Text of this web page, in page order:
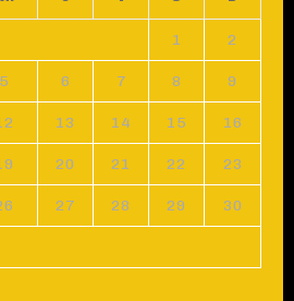
1 2
5 6 7 8 9
13 14 15 16
20 21 22 23
27 28 29 30